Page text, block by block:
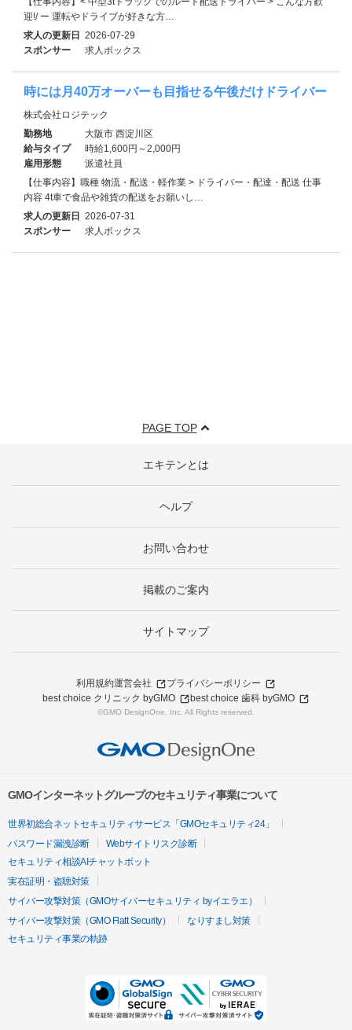
迎!/ ー 運転やドライブが好きな方…
求人の更新日 2026-07-29
スポンサー
求人ボックス
時には月40万オーバーも目指せる午後だけドライバー
株式会社ロジテック
勤務地
大阪市 西淀川区
給与タイプ
時給1,600円～2,000円
雇用形態
派遣社員
【仕事内容】職種 物流・配送・軽作業 > ドライバー・配達・配送 仕事
内容 4t車で食品や雑貨の配送をお願いし…
求人の更新日 2026-07-31
スポンサー
求人ボックス
PAGE TOP
エキテンとは
ヘルプ
お問い合わせ
掲載のご案内
サイトマップ
利用規約運営会社
プライバシーポリシー
best choice クリニック byGMO
best choice 歯科 byGMO
©GMO DesignOne, Inc. All Rights reserved.
GMOインターネットグループのセキュリティ事業について
世界初総合ネットセキュリティサービス「GMOセキュリティ24」
パスワード漏洩診断
Webサイトリスク診断
セキュリティ相談AIチャットボット
実在証明・盗聴対策
サイバー攻撃対策（GMOサイバーセキュリティ byイエラエ）
サイバー攻撃対策（GMO Flatt Security）
なりすまし対策
セキュリティ事業の軌跡